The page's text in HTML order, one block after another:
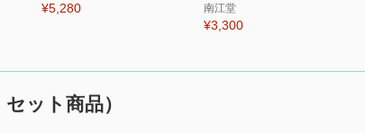
¥5,280
南江堂
¥3,300
ット商品）